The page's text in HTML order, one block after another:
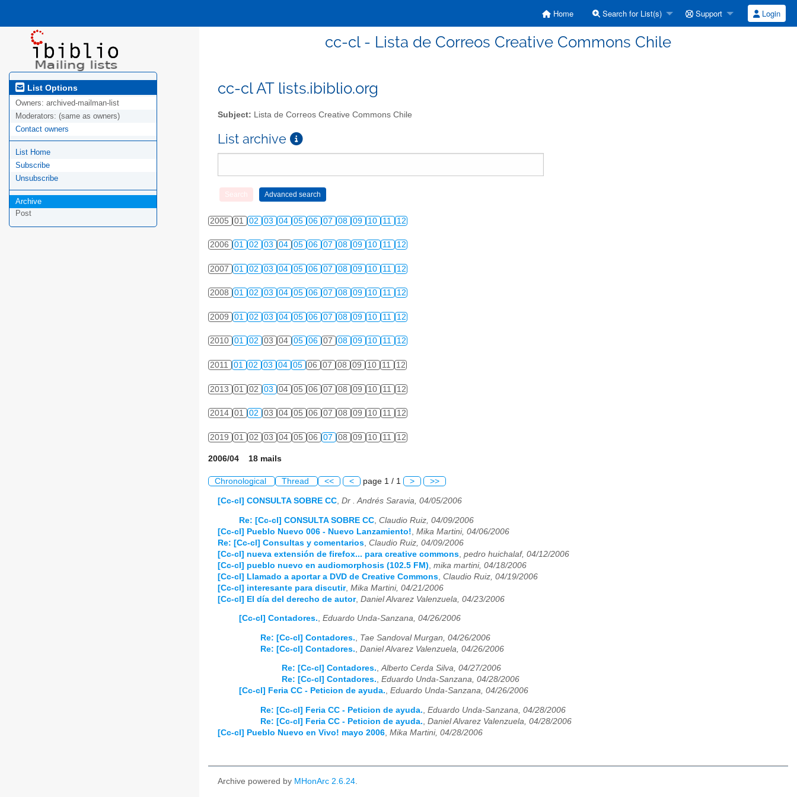
Home Search for List(s) Support Login
cc-cl - Lista de Correos Creative Commons Chile
List Options
Owners: archived-mailman-list
Moderators: (same as owners)
Contact owners
List Home
Subscribe
Unsubscribe
Archive
Post
cc-cl AT lists.ibiblio.org
Subject: Lista de Correos Creative Commons Chile
List archive
2005 01 02 03 04 05 06 07 08 09 10 11 12
2006 01 02 03 04 05 06 07 08 09 10 11 12
2007 01 02 03 04 05 06 07 08 09 10 11 12
2008 01 02 03 04 05 06 07 08 09 10 11 12
2009 01 02 03 04 05 06 07 08 09 10 11 12
2010 01 02 03 04 05 06 07 08 09 10 11 12
2011 01 02 03 04 05 06 07 08 09 10 11 12
2013 01 02 03 04 05 06 07 08 09 10 11 12
2014 01 02 03 04 05 06 07 08 09 10 11 12
2019 01 02 03 04 05 06 07 08 09 10 11 12
2006/04 18 mails
Chronological Thread << < page 1 / 1 > >>
[Cc-cl] CONSULTA SOBRE CC, Dr . Andrés Saravia, 04/05/2006
Re: [Cc-cl] CONSULTA SOBRE CC Claudio Ruiz, 04/09/2006
[Cc-cl] Pueblo Nuevo 006 - Nuevo Lanzamiento! Mika Martini, 04/06/2006
Re: [Cc-cl] Consultas y comentarios Claudio Ruiz, 04/09/2006
[Cc-cl] nueva extensión de firefox... para creative commons pedro huichalaf, 04/12/2006
[Cc-cl] pueblo nuevo en audiomorphosis (102.5 FM) mika martini, 04/18/2006
[Cc-cl] Llamado a aportar a DVD de Creative Commons Claudio Ruiz, 04/19/2006
[Cc-cl] interesante para discutir, Mika Martini, 04/21/2006
[Cc-cl] El día del derecho de autor, Daniel Alvarez Valenzuela, 04/23/2006
[Cc-cl] Contadores., Eduardo Unda-Sanzana, 04/26/2006
Re: [Cc-cl] Contadores.
Tae Sandoval Murgan, 04/26/2006
Re: [Cc-cl] Contadores. Daniel Alvarez Valenzuela, 04/26/2006
Re: [Cc-cl] Contadores.,Alberto Cerda Silva, 04/27/2006
Re: [Cc-cl] Contadores., Eduardo Unda-Sanzana, 04/28/2006
[Cc-cl] Feria CC - Peticion de ayuda., Eduardo Unda-Sanzana, 04/26/2006
Re: [Cc-cl] Feria CC - Peticion de ayuda., Eduardo Unda-Sanzana, 04/28/2006
Re: [Cc-cl] Feria CC - Peticion de ayuda., Daniel Alvarez Valenzuela, 04/28/2006
[Cc-cl] Pueblo Nuevo en Vivo! mayo 2006, Mika Martini, 04/28/2006
Archive powered by MHonArc 2.6.24